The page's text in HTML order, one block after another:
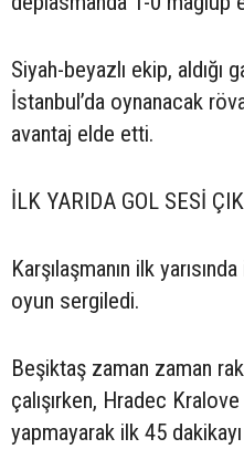
Siyah-beyazlı ekip,
İstanbul’da oynanacak
avantaj elde etti.
İLK YARIDA GOL SESİ
Karşılaşmanın ilk
oyun sergiledi.
Beşiktaş zaman zaman
çalışırken, Hradec
yapmayarak ilk 45